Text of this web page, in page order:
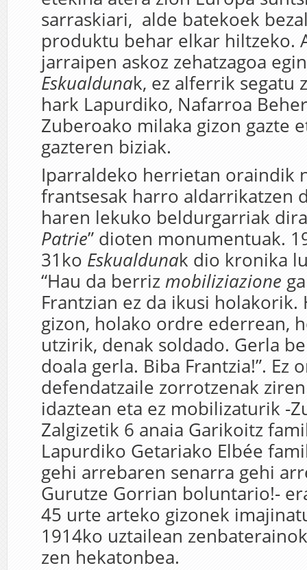
sarraskiari, alde batekoek
produktu behar elkar hiltzeko.
jarraipen askoz zehatzagoa
Eskualdunak, ez alferrik segatu
hark Lapurdiko, Nafarroa
Zuberoako milaka gizon gazte
gazteren biziak.
Iparraldeko herrietan oraindik
frantsesak harro aldarrikatzen
haren lekuko beldurgarriak
Patrie” dioten monumentuak.
31ko Eskualdunak dio kronika
“Hau da berriz mobiliziazione
Frantzian ez da ikusi holakorik.
gizon, holako ordre ederrean,
utzirik, denak soldado. Gerla
doala gerla. Biba Frantzia!”. Ez
defendatzaile zorrotzenak
idaztean eta ez mobilizaturik -
Zalgizetik 6 anaia Garikoitz
Lapurdiko Getariako Elbée
gehi arrebaren senarra gehi
Gurutze Gorrian boluntario!-
45 urte arteko gizonek
1914ko uztailean
zen hekatonbea.